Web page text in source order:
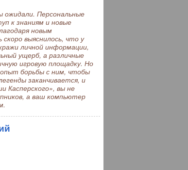
ожидали. Персональные
к знаниям и новые
новым
выяснилось, что у
личной информации,
ущерб, а различные
игровую площадку. Но
борьбы с ним, чтобы
заканчивается, и
Касперского», вы не
а ваш компьютер